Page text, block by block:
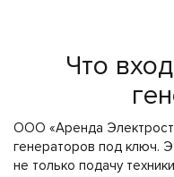
Что
ООО «Аренда
генераторов под ключ.
не только подачу